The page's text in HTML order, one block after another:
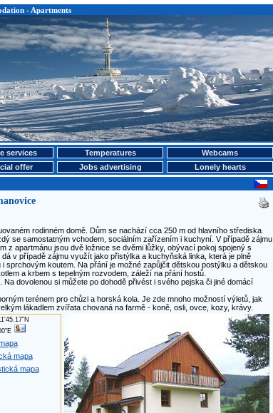
- Apartments
services Temperatures
Webcams
offer Jobs advertising
Lonely hearts
rodinném domě. Dům se nachází cca 250 m od hlavního střediska
se samostatným vchodem, sociálním zařízením i kuchyní. V případě zájmu
z apartmánu jsou dvě ložnice se dvěmi lůžky, obývací pokoj spojený s
v případě zájmu využít jako přistýlka a kuchyňská linka, která je plně
sprchovým koutem. Na přání je možné zapůjčit dětskou postýlku a dětskou
a krbem s tepelným rozvodem, záleží na přání hostů.
dovolenou si můžete po dohodě přivést i svého pejska či jiné domácí
terénem pro chůzi a horská kola. Je zde mnoho možností výletů, jak
lákadlem zvířata chovaná na farmě - koně, osli, ovce, kozy, krávy.
mapa
mapa